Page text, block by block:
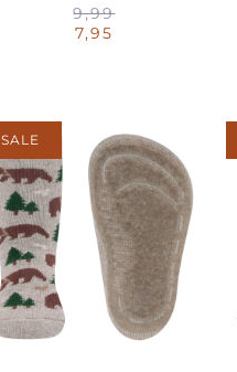
9,99
7,95
SALE